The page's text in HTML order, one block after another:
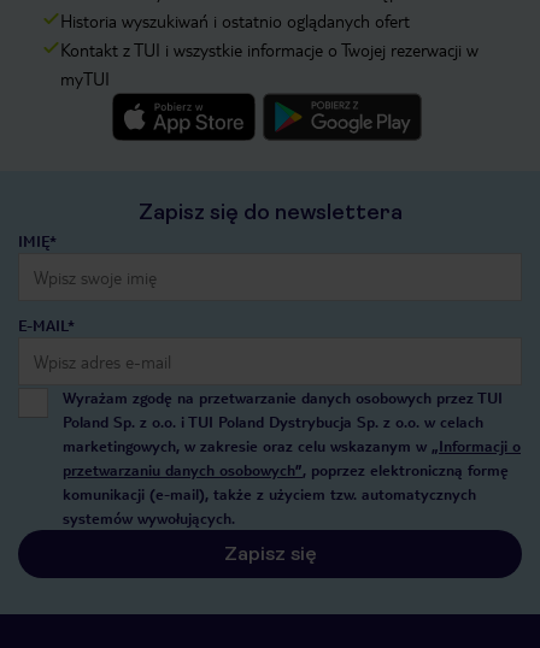
Historia wyszukiwań i ostatnio oglądanych ofert
Kontakt z TUI i wszystkie informacje o Twojej rezerwacji w
myTUI
Zapisz się do newslettera
IMIĘ*
E-MAIL*
Wyrażam zgodę na przetwarzanie danych osobowych przez TUI
Poland Sp. z o.o. i TUI Poland Dystrybucja Sp. z o.o. w celach
marketingowych, w zakresie oraz celu wskazanym w „Informacji o
przetwarzaniu danych osobowych”, poprzez elektroniczną formę
komunikacji (e-mail), także z użyciem tzw. automatycznych
systemów wywołujących.
Zapisz się